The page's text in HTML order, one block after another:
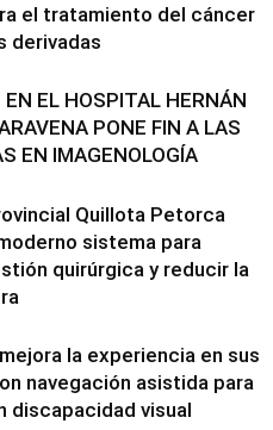
el tratamiento del cáncer
derivadas
EN EL HOSPITAL HERNÁN
PONE FIN A LAS
EN IMAGENOLOGÍA
Quillota Petorca
sistema para
quirúrgica y reducir la
la experiencia en sus
navegación asistida para
discapacidad visual